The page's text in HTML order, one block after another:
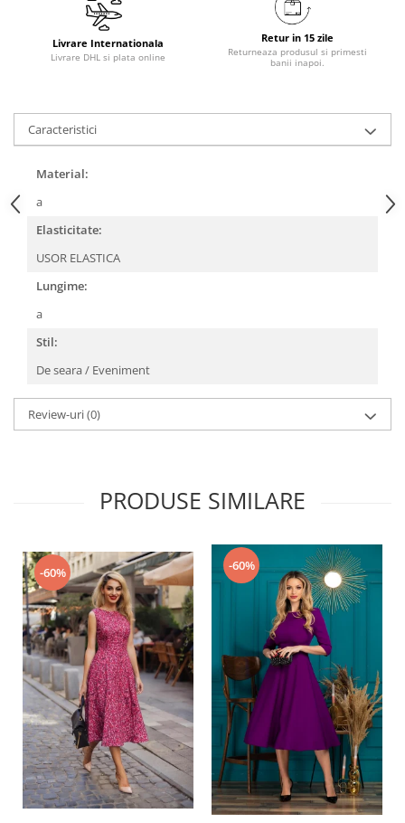
Livrare Internationala
Livrare DHL si plata online
Retur in 15 zile
Returneaza produsul si primesti
banii inapoi.
Caracteristici
Material:
a
Elasticitate:
USOR ELASTICA
Lungime:
a
Stil:
De seara / Eveniment
Review-uri(0)
PRODUSE SIMILARE
-60% -60%